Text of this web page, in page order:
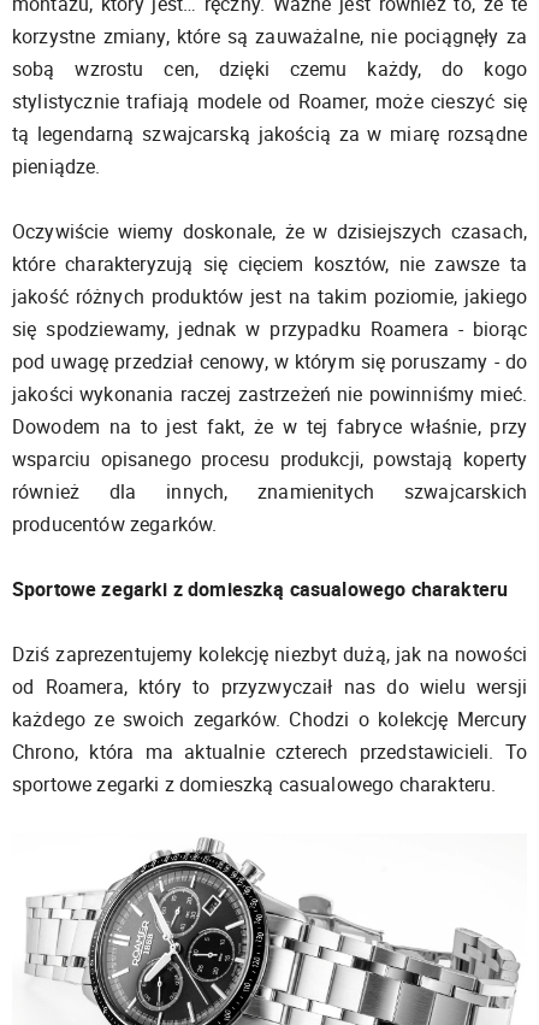
korzystne zmiany, które są zauważalne, nie pociągnęły za
sobą wzrostu cen, dzięki czemu każdy, do kogo
stylistycznie trafiają modele od Roamer, może cieszyć się
tą legendarną szwajcarską jakością za w miarę rozsądne
pieniądze.
Oczywiście wiemy doskonale, że w dzisiejszych czasach,
które charakteryzują się cięciem kosztów, nie zawsze ta
jakość różnych produktów jest na takim poziomie, jakiego
się spodziewamy, jednak w przypadku Roamera - biorąc
pod uwagę przedział cenowy, w którym się poruszamy - do
jakości wykonania raczej zastrzeżeń nie powinniśmy mieć.
Dowodem na to jest fakt, że w tej fabryce właśnie, przy
wsparciu opisanego procesu produkcji, powstają koperty
również dla innych, znamienitych szwajcarskich
producentów zegarków.
Sportowe zegarki z domieszką casualowego charakteru
Dziś zaprezentujemy kolekcję niezbyt dużą, jak na nowości
od Roamera, który to przyzwyczaił nas do wielu wersji
każdego ze swoich zegarków. Chodzi o kolekcję Mercury
Chrono, która ma aktualnie czterech przedstawicieli. To
sportowe zegarki z domieszką casualowego charakteru.